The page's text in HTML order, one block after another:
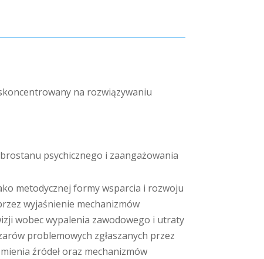
na rozwiązywaniu
psychicznego i zaangażowania
metodycznej formy wsparcia i rozwoju
wyjaśnienie mechanizmów
wobec wypalenia zawodowego i utraty
problemowych zgłaszanych przez
źródeł oraz mechanizmów